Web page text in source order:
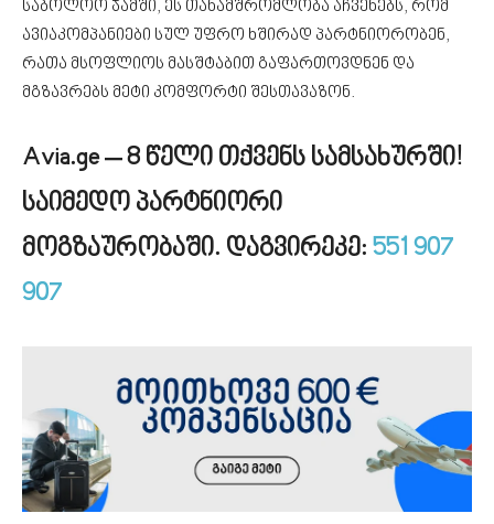
საბოლოო ჯამში, ეს თანამშრომლობა აჩვენებს, რომ
ავიაკომპანიები სულ უფრო ხშირად პარტნიორობენ,
რათა მსოფლიოს მასშტაბით გაფართოვდნენ და
მგზავრებს მეტი კომფორტი შესთავაზონ.
Avia.ge – 8 წელი თქვენს სამსახურში!
საიმედო პარტნიორი
მოგზაურობაში. დაგვირეკე: 551 907
907